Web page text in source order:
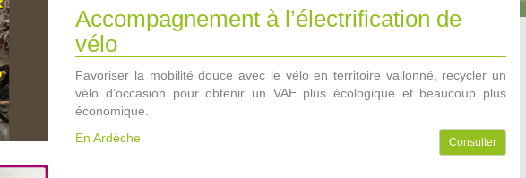
Accompagnement à l’électrification de
vélo
Favoriser la mobilité douce avec le vélo en territoire vallonné, recycler un
vélo d’occasion pour obtenir un VAE plus écologique et beaucoup plus
économique.
En Ardèche
Consulter